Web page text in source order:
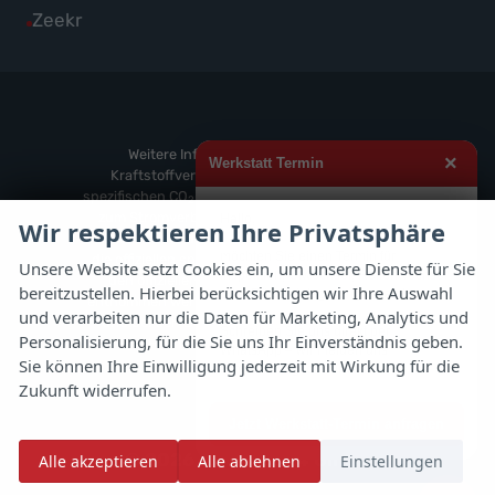
Werkstatt Termin ×
Inspektion, Ölwechsel, Reifenwechsel
oder Rädereinlagerung vereinbaren?
Schreiben Sie uns direkt per
WhatsApp – wir melden uns
schnellstmöglich zurück.
anzeigen
Volvo
Fahrzeuge
Zeekr
Alle
Weitere Informationen zum offiziellen
Kraftstoffverbrauch und zu den offiziellen
spezifischen CO2
'Leitfaden über den offiziellen Kraftstoffverbrauch,
den offiziellen Stromverbrauch neuer PKW'
entnommen werden, der an allen Verkaufsstellen
und bei der 'Deutschen Automobil Treuhand
GmbH' unentgeltlich erhältlich ist unter
www.dat.de.
© 2026 Autoflex 24 GmbH
Wir respektieren Ihre Privatsphäre
Unsere Website setzt Cookies ein, um unsere Dienste für Sie
bereitzustellen. Hierbei berücksichtigen wir Ihre Auswahl
und verarbeiten nur die Daten für Marketing, Analytics und
Personalisierung, für die Sie uns Ihr Einverständnis geben.
Sie können Ihre Einwilligung jederzeit mit Wirkung für die
Zukunft widerrufen.
Alle akzeptieren Alle ablehnen Einstellungen